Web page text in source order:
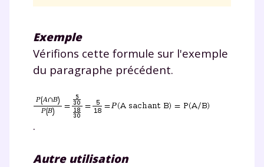
Exemple
Vérifions cette formule sur l'exemple
du paragraphe précédent.
.
Autre utilisation